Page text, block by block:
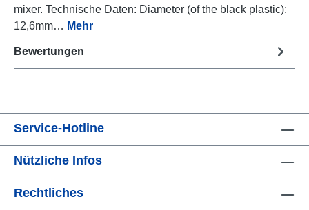
mixer. Technische Daten: Diameter (of the black plastic):
12,6mm… Mehr
Bewertungen
Service-Hotline
Nützliche Infos
Rechtliches